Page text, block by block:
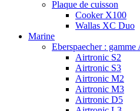
Plaque de cuisson
Cooker X100
Wallas XC Duo
Marine
Eberspaecher :
Airtronic S2
Airtronic S3
Airtronic M2
Airtronic M3
Airtronic D5